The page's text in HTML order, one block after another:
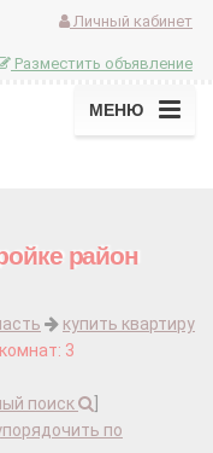
Личный кабинет
Разместить объявление
МЕНЮ
район
купить квартиру
3
поиск
по